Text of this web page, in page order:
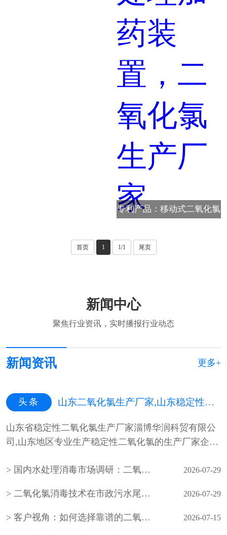
专利产品：移动式二氧化氯
化氯生产厂家
首页 1 1/1 尾页
新闻中心
聚焦行业资讯，实时播报行业动态
新闻资讯 更多+
头条 山东二氧化氯生产厂家,山东稳定性二氧化氯生产厂家,山东二氧化氯杀菌剂生产厂家
山东省稳定性二氧化氯生产厂家淄博华润科贸有限公
司,山东地区专业生产稳定性二氧化氯的生产厂家企
国内水处理消毒市场调研：二氧化氯生产企业产能与需求分析
2026-07-29
二氧化氯消毒技术在市政污水尾水深度处理中的应用 2026-07-29
客户视角：如何选择靠谱的二氧化氯生产厂家？ 2026-07-15